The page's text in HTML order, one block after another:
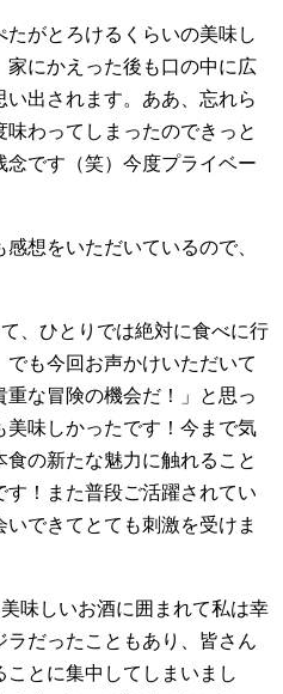
がとろけるくらいの美味し
にかえった後も口の中に広
出されます。ああ、忘れら
わってしまったのできっと
です（笑）今度プライベー
想をいただいているので、
、ひとりでは絶対に食べに行
でも今回お声かけいただいて
重な冒険の機会だ！」と思っ
味しかったです！今まで気
の新たな魅力に触れること
！また普段ご活躍されてい
できてとても刺激を受けま
味しいお酒に囲まれて私は幸
だったこともあり、皆さん
とに集中してしまいまし